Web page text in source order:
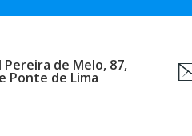
Pereira de Melo, 87,
Ponte de Lima